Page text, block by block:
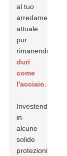
al tuo
arredamento
attuale
pur
rimanendo...
duri
come
l'acciaio
Investendo
in
alcune
solide
protezioni